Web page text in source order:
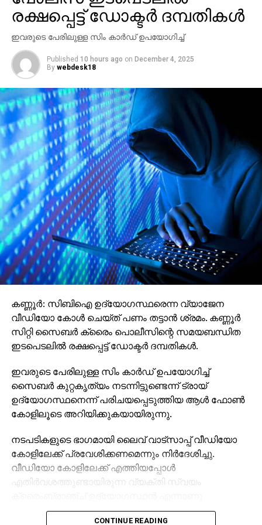
ഇതിന് മറുപടിയായി തന്നെയാണ് ബാദുഷ വീണ്ടും
പ്രതികരിച്ചത്.
രക്ഷപ്പെട്ട് ഡോക്ടര്‍ ദമ്പതികള്‍
ഇവരുടെ പേരിലുള്ള സിം കാര്‍ഡ് ഉപയോഗിച്ച്
Published 10 hours ago on December 4, 2025
By webdesk18
കണ്ണൂര്‍: സിബിഐ ഉദ്യോഗസ്ഥരെന്ന വ്യാജേന
വീഡിയോ കോള്‍ ചെയ്ത് പണം തട്ടാന്‍ ശ്രമം. കണ്ണൂര്‍
സിറ്റി സൈബര്‍ ക്രൈം പൊലീസിന്റെ സമയബന്ധിത
ഇടപെടലില്‍ രക്ഷപ്പെട്ട് ഡോക്ടര്‍ ദമ്പതികള്‍.
ഇവരുടെ പേരിലുള്ള സിം കാര്‍ഡ് ഉപയോഗിച്ച്
സൈബര്‍ കുറ്റകൃത്യം നടന്നിട്ടുണ്ടെന്ന് ട്രായ്
ഉദ്യോഗസ്ഥനെന്ന് പരിചയപ്പെടുത്തിയ ആള്‍ ഫോണ്‍
കോളിലൂടെ അറിയിക്കുകയായിരുന്നു.
നടപടികളുടെ ഭാഗമായി ലൈവ് വാട്‌സാപ്പ് വീഡിയോ
കോളിലേക്ക് പ്രവേശിക്കണമെന്നും നിര്‍ദേശിച്ചു.
വീഡിയോ കോളിലേക്ക് എത്തിയപ്പോള്‍
എതിര്‍വശത്തുണ്ടായിരുന്ന വ്യക്തി സ്വയം
പരിചയപ്പെടുത്തിയത്. തുടര്‍ന്ന്, മറ്റൊരാള്‍ സിബിഐ
CONTINUE READING